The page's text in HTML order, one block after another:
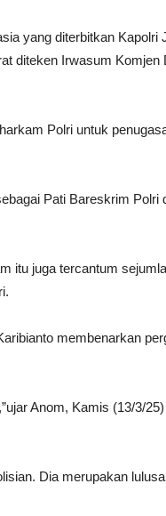
yang diterbitkan Kapolri
diteken Irwasum
Polri untuk
Pati Bareskrim Polri
itu juga tercantum
membenarkan
Anom, Kamis (13/3/
Dia merupakan